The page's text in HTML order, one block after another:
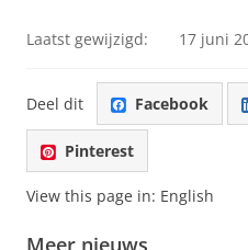
Laatst gewijzigd: 17 juni
Deel dit Facebook
Pinterest
View this page in: English